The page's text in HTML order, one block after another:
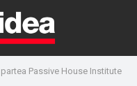
Passive House Institute